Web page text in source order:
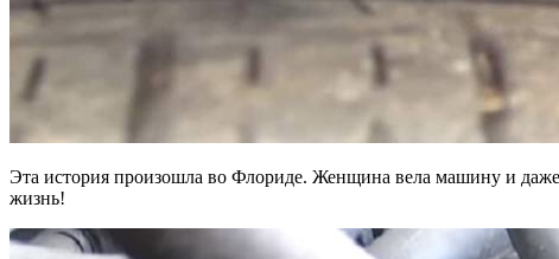
Эта история произошла во Флориде. Женщина вела машину и даже
жизнь!